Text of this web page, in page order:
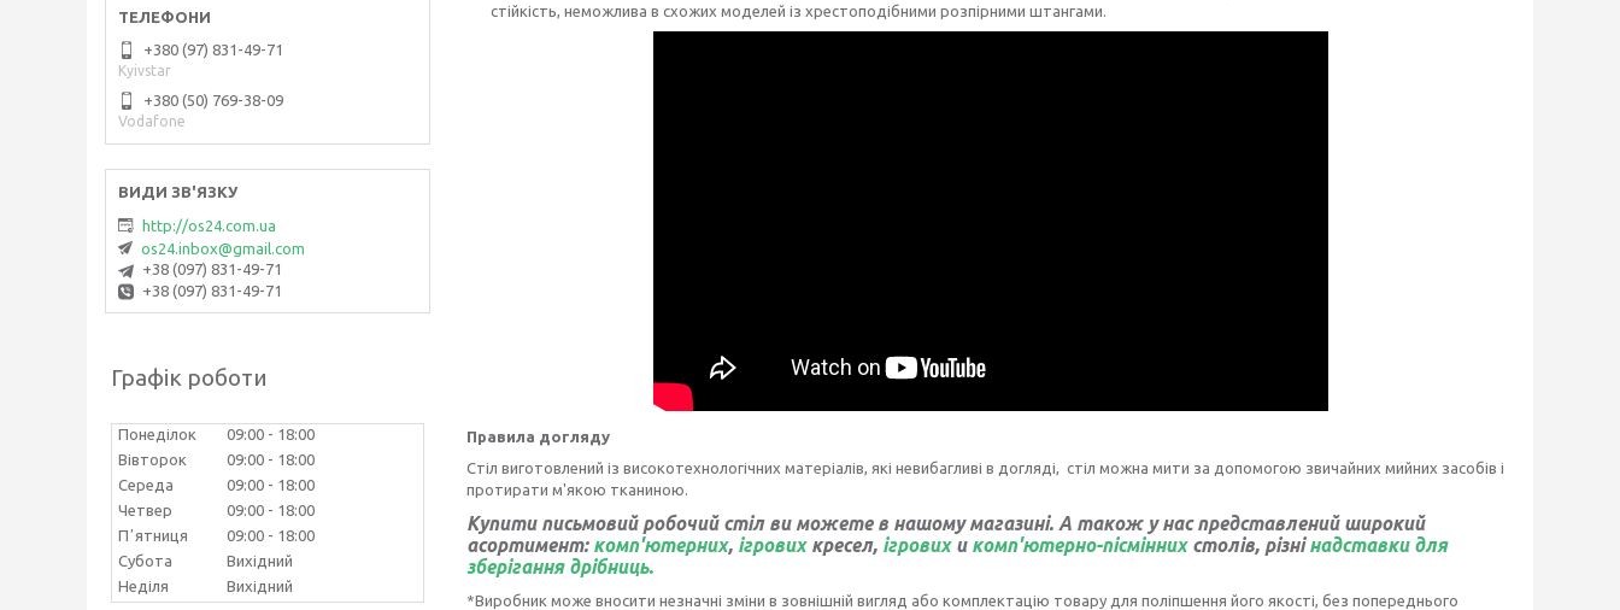
стійкість, неможлива в схожих моделей із хрестоподібними розпірними штангами.
Правила догляду
Стіл виготовлений із високотехнологічних матеріалів, які невибагливі в догляді, стіл можна мити за допомогою звичайних мийних засобів і
протирати м'якою тканиною.
Купити письмовий робочий стіл ви можете в нашому магазині. А також у нас представлений широкий
асортимент: комп'ютерних, ігровихкресел, ігровихи комп'ютерно-пісміннихстолів, різнінадставки для
зберігання дрібниць.
*Виробник може вносити незначні зміни в зовнішній вигляд або комплектацію товару для поліпшення його якості, без попереднього
+380 (97) 831-49-71
Kyivstar
+380 (50) 769-38-09
Vodafone
http://os24.com.ua
os24.inbox@gmail.com
+38 (097) 831-49-71
+38 (097) 831-49-71
Графік роботи
Понеділок 09:00
18:00
Вівторок
09:00
18:00
Середа
09:00
18:00
Четвер
09:00
18:00
Пʼятниця
09:00
18:00
Субота
Вихідний
Неділя
Вихідний